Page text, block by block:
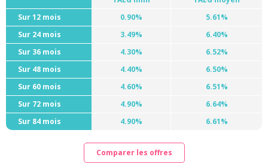
Sur 12 mois
0.90%
5.61%
Sur 24 mois
3.49%
6.40%
Sur 36 mois
4.30%
6.52%
Sur 48 mois
4.40%
6.50%
Sur 60 mois
4.60%
6.51%
Sur 72 mois
4.90%
6.64%
Sur 84 mois
4.90% 6.61%
Comparer les offres